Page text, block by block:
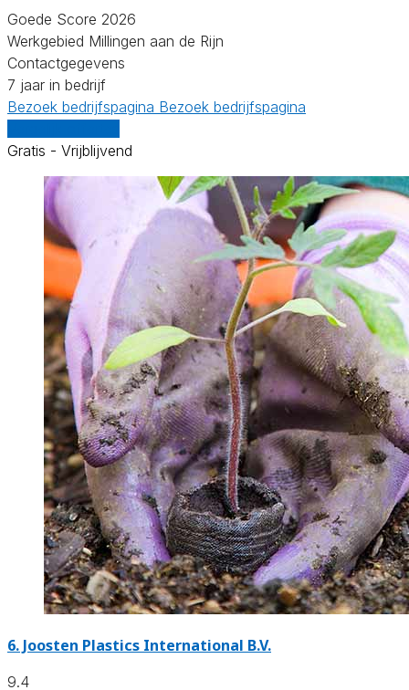
Goede Score 2026
Werkgebied Millingen aan de Rijn
Contactgegevens
7 jaar in bedrijf
Bezoek bedrijfspagina Bezoek bedrijfspagina
Gratis - Vrijblijvend
6. Joosten Plastics International B.V.
9.4